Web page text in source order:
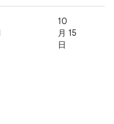
10
月 15
日